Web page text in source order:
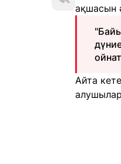
ақшасын
Айта